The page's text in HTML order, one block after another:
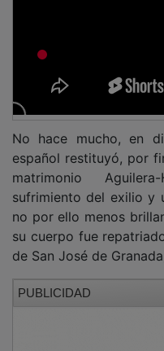
No hace mucho, en
español restituyó, por
matrimonio
sufrimiento del exilio y
no por ello menos
su cuerpo fue
de San José de
PUBLICIDAD